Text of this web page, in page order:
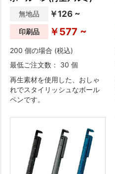
無地品 ￥126 ~
印刷品 ￥577 ~
200 個の場合 (税込)
最低ご注文数： 30 個
再生素材を使用した、おしゃ
れでスタイリッシュなボール
ペンです。